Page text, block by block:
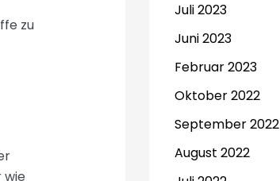
zu
wie
Juli 2023
Juni 2023
Februar 2023
Oktober 2022
September 2022
August 2022